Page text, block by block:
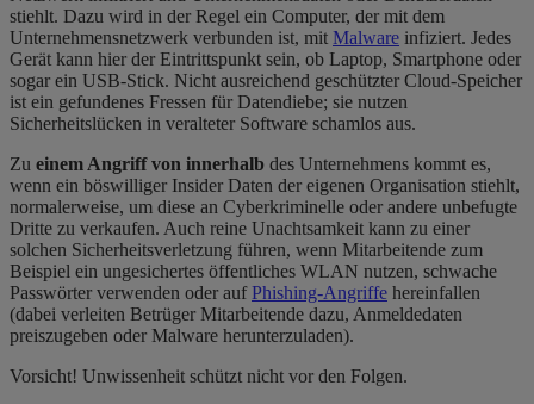
stiehlt. Dazu wird in der Regel ein Computer, der mit dem
Unternehmensnetzwerk verbunden ist, mit Malware infiziert. Jedes
Gerät kann hier der Eintrittspunkt sein, ob Laptop, Smartphone oder
sogar ein USB-Stick. Nicht ausreichend geschützter Cloud-Speicher
ist ein gefundenes Fressen für Datendiebe; sie nutzen
Sicherheitslücken in veralteter Software schamlos aus.
Zu einem Angriff von innerhalb des Unternehmens kommt es,
wenn ein böswilliger Insider Daten der eigenen Organisation stiehlt,
normalerweise, um diese an Cyberkriminelle oder andere unbefugte
Dritte zu verkaufen. Auch reine Unachtsamkeit kann zu einer
solchen Sicherheitsverletzung führen, wenn Mitarbeitende zum
Beispiel ein ungesichertes öffentliches WLAN nutzen, schwache
Passwörter verwenden oder aufPhishing-Angriffe hereinfallen
(dabei verleiten Betrüger Mitarbeitende dazu, Anmeldedaten
preiszugeben oder Malware herunterzuladen).
Vorsicht! Unwissenheit schützt nicht vor den Folgen.